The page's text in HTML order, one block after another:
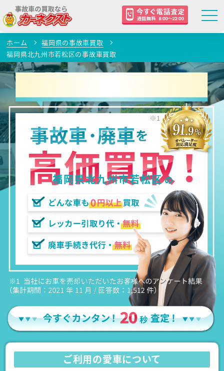
ホーム
福岡県の事故車買取
福岡県北九州市若松区の事故車買取
福岡県北九州市若松区の
ご利用の愛車について